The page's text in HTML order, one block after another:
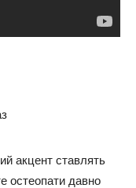
акцент ставлять
остеопати давно